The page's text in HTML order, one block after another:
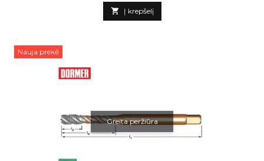
 Į krepšelį
Nauja prekė
Greita peržiūra